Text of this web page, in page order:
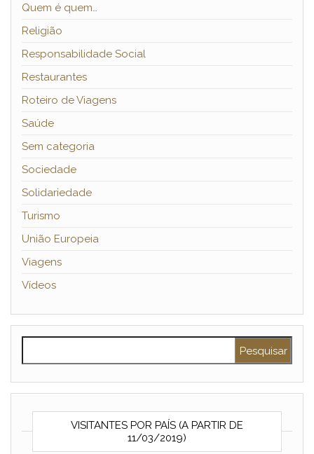
Quem é quem…
Religião
Responsabilidade Social
Restaurantes
Roteiro de Viagens
Saúde
Sem categoria
Sociedade
Solidariedade
Turismo
União Europeia
Viagens
Vídeos
VISITANTES POR PAÍS (A PARTIR DE
11/03/2019)